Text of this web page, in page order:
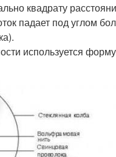
квадрату
падает под углом
используется